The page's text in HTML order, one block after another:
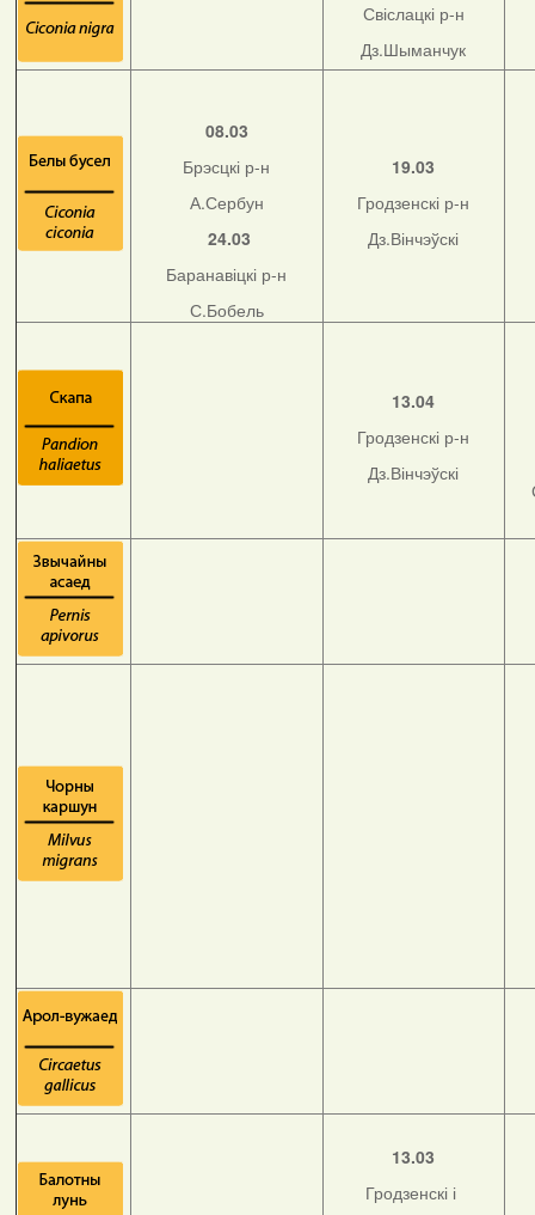
Свіслацкі р-н
Дз.Шыманчук
08.03
Брэсцкі р-н
А.Сербун
24.03
Баранавіцкі р-н
С.Бобель
19.03
Гродзенскі р-н
Дз.Вінчэўскі
13.04
Гродзенскі р-н
Дз.Вінчэўскі
13.03
Гродзенскі і